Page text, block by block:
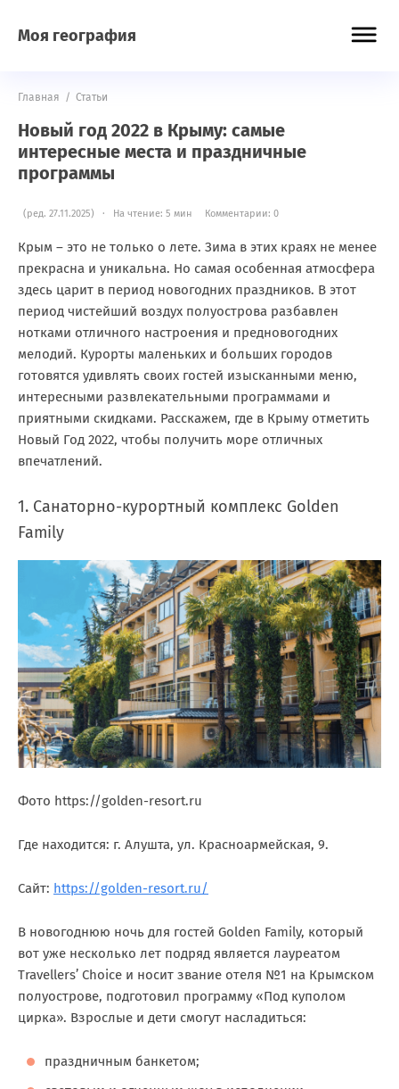
Моя география
Главная / Статьи
Новый год 2022 в Крыму: самые
интересные места и праздничные
программы
(ред. 27.11.2025) · На чтение: 5 мин Комментарии: 0
Крым – это не только о лете. Зима в этих краях не менее
прекрасна и уникальна. Но самая особенная атмосфера
здесь царит в период новогодних праздников. В этот
период чистейший воздух полуострова разбавлен
нотками отличного настроения и предновогодних
мелодий. Курорты маленьких и больших городов
готовятся удивлять своих гостей изысканными меню,
интересными развлекательными программами и
приятными скидками. Расскажем, где в Крыму отметить
Новый Год 2022, чтобы получить море отличных
впечатлений.
1. Санаторно-курортный комплекс Golden
Family
Фото https://golden-resort.ru
Где находится: г. Алушта, ул. Красноармейская, 9.
Сайт: https://golden-resort.ru/
В новогоднюю ночь для гостей Golden Family, который
вот уже несколько лет подряд является лауреатом
Travellers’ Choice и носит звание отеля №1 на Крымском
полуострове, подготовил программу «Под куполом
цирка». Взрослые и дети смогут насладиться:
праздничным банкетом;